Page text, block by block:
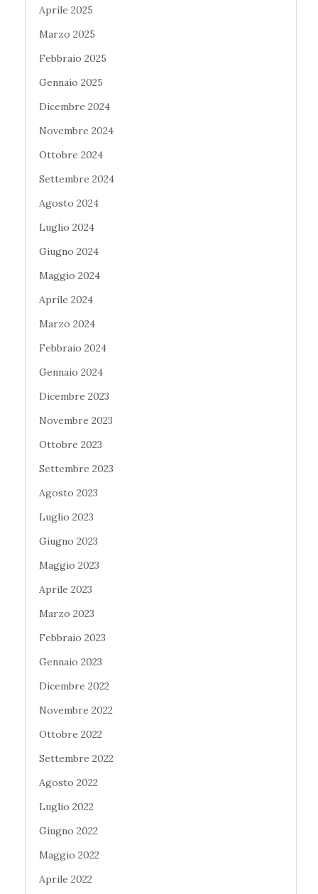
Aprile 2025
Marzo 2025
Febbraio 2025
Gennaio 2025
Dicembre 2024
Novembre 2024
Ottobre 2024
Settembre 2024
Agosto 2024
Luglio 2024
Giugno 2024
Maggio 2024
Aprile 2024
Marzo 2024
Febbraio 2024
Gennaio 2024
Dicembre 2023
Novembre 2023
Ottobre 2023
Settembre 2023
Agosto 2023
Luglio 2023
Giugno 2023
Maggio 2023
Aprile 2023
Marzo 2023
Febbraio 2023
Gennaio 2023
Dicembre 2022
Novembre 2022
Ottobre 2022
Settembre 2022
Agosto 2022
Luglio 2022
Giugno 2022
Maggio 2022
Aprile 2022